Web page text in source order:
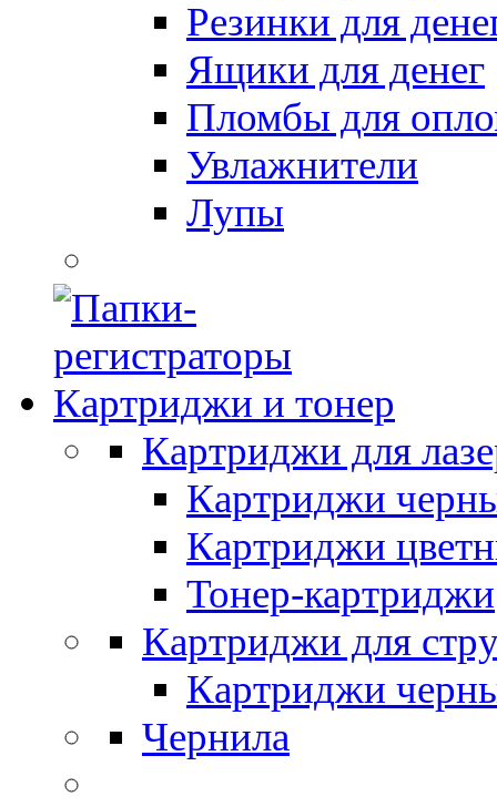
Резинки для
Ящики для денег
Пломбы для
Увлажнители
Лупы
Картриджи и тонер
Картриджи для
Картриджи
Картриджи
Тонер-картриджи
Картриджи для
Картриджи
Чернила